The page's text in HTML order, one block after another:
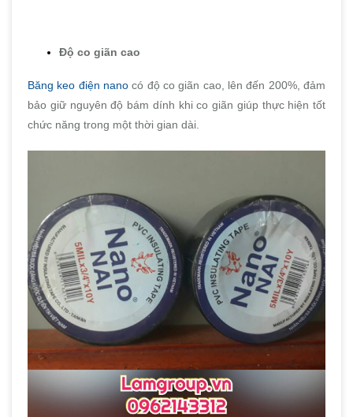
Độ co giãn cao
Băng keo điện nano có độ co giãn cao, lên đến 200%, đảm
bảo giữ nguyên độ bám dính khi co giãn giúp thực hiện tốt
chức năng trong một thời gian dài.